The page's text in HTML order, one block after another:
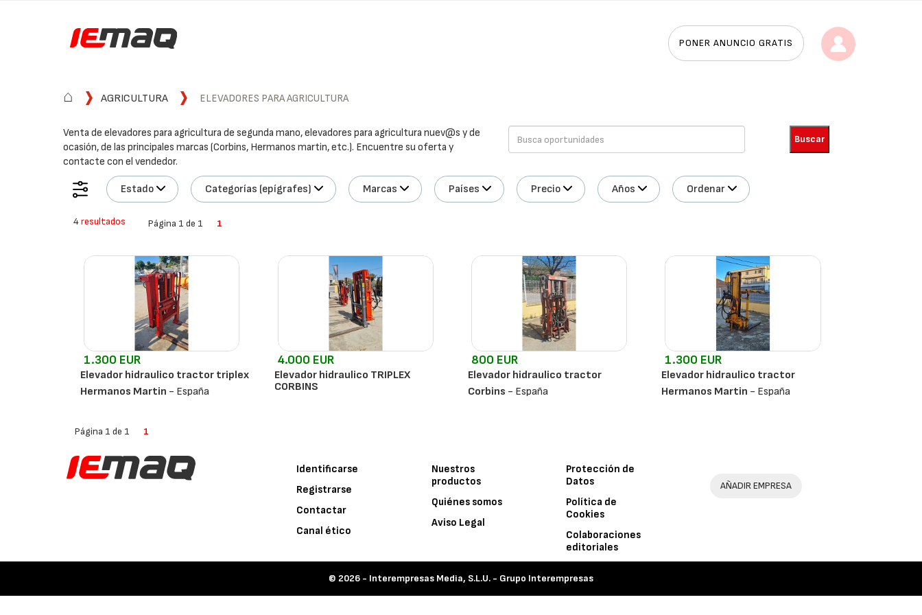
PONER ANUNCIO GRATIS
⌂ AGRICULTURA ELEVADORES PARA AGRICULTURA
Venta de elevadores para agricultura de segunda mano, elevadores para agricultura nuev@s y de
ocasión, de las principales marcas (Corbins, Hermanos martin, etc.). Encuentre su oferta y
contacte con el vendedor.
Estado Categorías (epígrafes) Marcas Países Precio Años Ordenar
4resultados Página 1 de 1 1
1.300 EUR
Elevador hidraulico tractor triplex
Hermanos Martin - España
4.000 EUR
Elevador hidraulico TRIPLEX
CORBINS
800 EUR
Elevador hidraulico tractor
Corbins - España
1.300 EUR
Elevador hidraulico tractor
Hermanos Martin - España
Página 1 de 1 1
Identificarse
Registrarse
Contactar
Canal ético
Nuestros
productos
Quiénes somos
Aviso Legal
Protección de
Datos
Política de
Cookies
Colaboraciones
editoriales
AÑADIR EMPRESA
© 2026 - Interempresas Media, S.L.U. - Grupo Interempresas